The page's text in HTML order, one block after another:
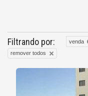
Filtrando por: venda
remover todos